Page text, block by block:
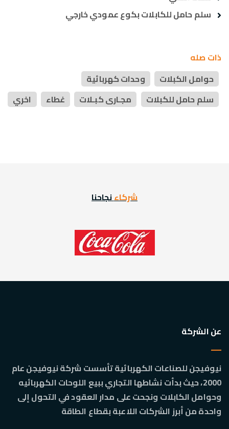
سلم حامل للكابلات بكوع عمودي خارجي
ذات صله
حوامل الكبلات
وحدات كهربائية
سلم حامل للكبلات
مجـارى كبـلات غطاء اخري
شركاءنجاحنا
عن الشركة
نيوفيجن للصناعات الكهربائية تأسست شركة نيوفيجن عام
2000، حيث بدأت نشاطها التجاري ببيع اللوحات الكهربائيه
وحوامل الكابلات ونجحت على مدار العقود في التحول إلى
واحدة من أبرز الشركات اللاعبة بقطاع الطاقة